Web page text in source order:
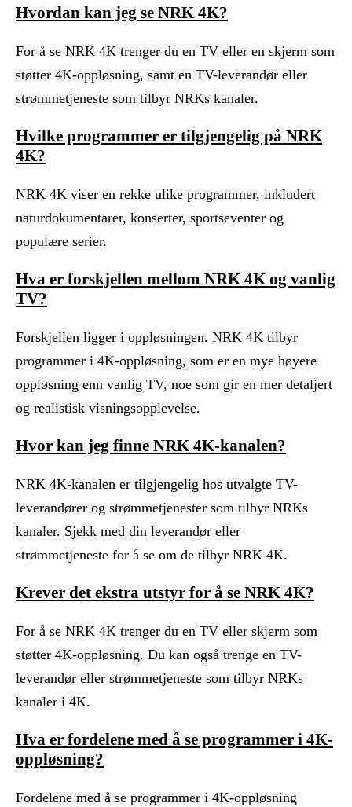
Hvordan kan jeg se NRK 4K?
For å se NRK 4K trenger du en TV eller en skjerm som
støtter 4K-oppløsning, samt en TV-leverandør eller
strømmetjeneste som tilbyr NRKs kanaler.
Hvilke programmer er tilgjengelig på NRK
4K?
NRK 4K viser en rekke ulike programmer, inkludert
naturdokumentarer, konserter, sportseventer og
populære serier.
Hva er forskjellen mellom NRK 4K og vanlig
TV?
Forskjellen ligger i oppløsningen. NRK 4K tilbyr
programmer i 4K-oppløsning, som er en mye høyere
oppløsning enn vanlig TV, noe som gir en mer detaljert
og realistisk visningsopplevelse.
Hvor kan jeg finne NRK 4K-kanalen?
NRK 4K-kanalen er tilgjengelig hos utvalgte TV-
leverandører og strømmetjenester som tilbyr NRKs
kanaler. Sjekk med din leverandør eller
strømmetjeneste for å se om de tilbyr NRK 4K.
Krever det ekstra utstyr for å se NRK 4K?
For å se NRK 4K trenger du en TV eller skjerm som
støtter 4K-oppløsning. Du kan også trenge en TV-
leverandør eller strømmetjeneste som tilbyr NRKs
kanaler i 4K.
Hva er fordelene med å se programmer i 4K-
oppløsning?
Fordelene med å se programmer i 4K-oppløsning